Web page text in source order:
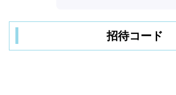
招待コード